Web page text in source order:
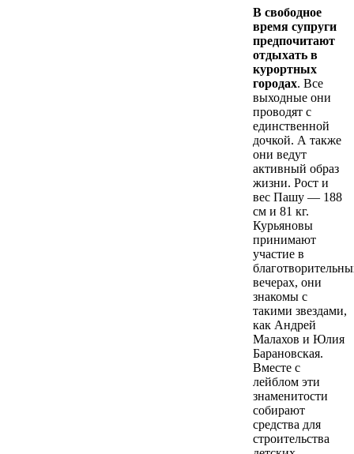
В свободное
время супруги
предпочитают
отдыхать в
курортных
городах. Все
выходные они
проводят с
единственной
дочкой. А также
они ведут
активный образ
жизни. Рост и
вес Пашу — 188
см и 81 кг.
Курьяновы
принимают
участие в
вечерах, они
знакомы с
такими звездами,
как Андрей
Малахов и Юлия
Барановская.
Вместе с
лейблом эти
знаменитости
собирают
средства для
строительства